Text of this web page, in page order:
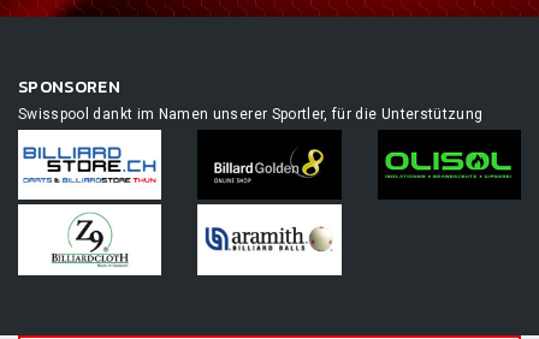
SPONSOREN
Swisspool dankt im Namen unserer Sportler, für die Unterstützung